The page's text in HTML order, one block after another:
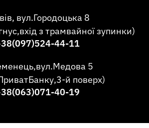
вул.Городоцька 8
з трамвайної зупинки)
44-11
5
й поверх)
40-19